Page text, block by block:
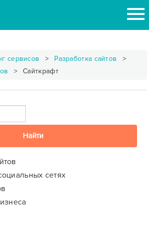
сервисов
Разработка сайтов
Сайткрафт
сетях